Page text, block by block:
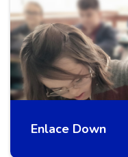
Enlace Down